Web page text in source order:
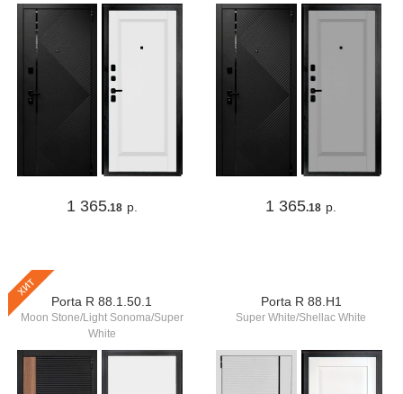
1 365.18 р. 1 365.18 р.
хит
Porta R 88.1.50.1
Moon Stone/Light Sonoma/Super
White
Porta R 88.Н1
Super White/Shellac White